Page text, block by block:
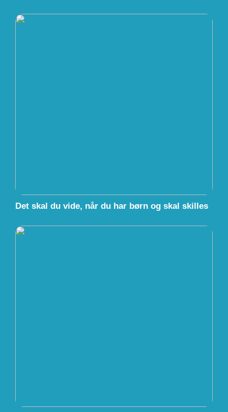
Det skal du vide, når du har børn og skal skilles